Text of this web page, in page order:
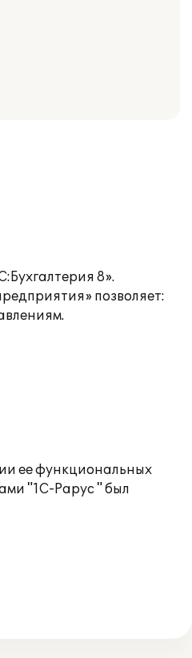
8».
позволяет:
ее функциональных
"1С-Рарус " был